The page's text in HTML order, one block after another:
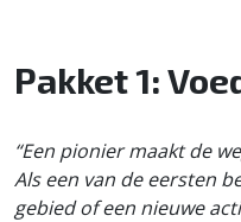
Pakket 1:
“Een pionier maakt de
Als een van de eersten
gebied of een nieuwe